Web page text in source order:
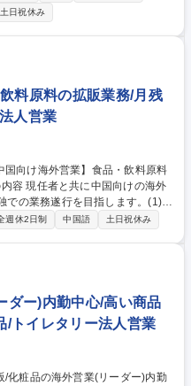
業務詳細】●受発
企業のお客様から直接事務さん
て発注を受け付け社内のPCに入
荷指示⇒発注依頼を受けたらネ
ーに連絡。商品が足りない場合
す。 募集職種 【海外
活かせる！年休123日/月残20h
土日祝休み
料原料の拡販業務/月残
人営業
での業務遂行を目指します。(1)食
中国での食品/飲料原料の仕入先
先が求める品質、価格にあった
とのない原料の開拓 (3)お客様
に納めることを求められるケース
合もあります。 募集職種
拡販業務／月残業15時間程度
週休2日制 中国語 土日祝休み
ダー)内勤中心/高い商品
/トイレタリー法人営業